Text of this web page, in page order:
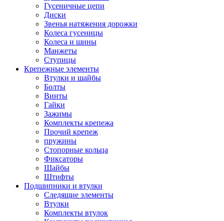
Гусеничные цепи
Диски
Звенья натяжения дорожки
Колеса гусеницы
Колеса и шины
Манжеты
Ступицы
Крепежные элементы
Втулки и шайбы
Болты
Винты
Гайки
Зажимы
Комплекты крепежа
Прочий крепеж
пружины
Стопорные кольца
Фиксаторы
Шайбы
Штифты
Подшипники и втулки
Следящие элементы
Втулки
Комплекты втулок